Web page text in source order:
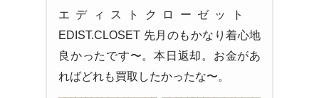
エディストクローゼット
EDIST.CLOSET 先月のもかなり着心地
良かったです〜。本日返却。お金があ
ればどれも買取したかったな〜。